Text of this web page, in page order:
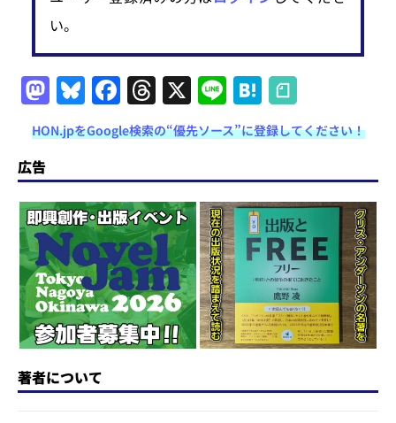
い。
M
a
st
o
d
o
n
Bl
u
e
s
k
y
F
a
c
e
b
o
o
k
T
h
re
a
d
s
X Li
n
e
H
at
e
n
a
HON.jpをGoogle検索の“優先ソース”に登録してください！
広告
著者について